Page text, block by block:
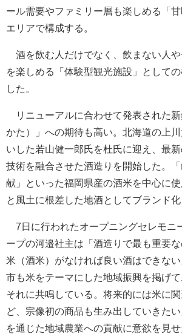
ール需要やファミリー層も楽しめる「
エリアで構成する。
酒を飲む人だけでなく、飲まない人
を楽しめる「体験型観光施設」として
した。
リニューアルに合わせて発表された
かた）」への期待も高い。北海道の上
いした若山健一郎氏を杜氏に迎え、最
技術を融合させた酒造りを開始した。
献」といった福岡県産の酒米を中心に
と風土に根差した地酒としてブランド化
7日に行われたオープニングセレモニ
ープの河邉社主は「酒造りで最も重要
米（酒米）がなければ良い酒はできな
市も米をテーマにした地域振興を掲げ
それに共鳴している。将来的には米に
ど、宗像初の商品も生み出していきた
を通じた地域農業への貢献に意欲を見せ